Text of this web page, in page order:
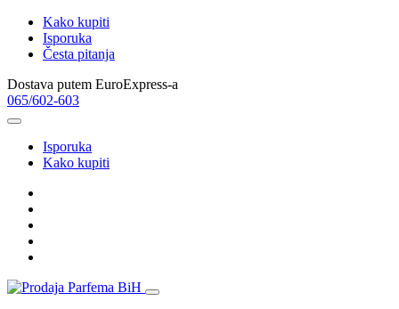
Kako kupiti
Isporuka
Česta pitanja
Dostava putem EuroExpress-a
065/602-603
Isporuka
Kako kupiti